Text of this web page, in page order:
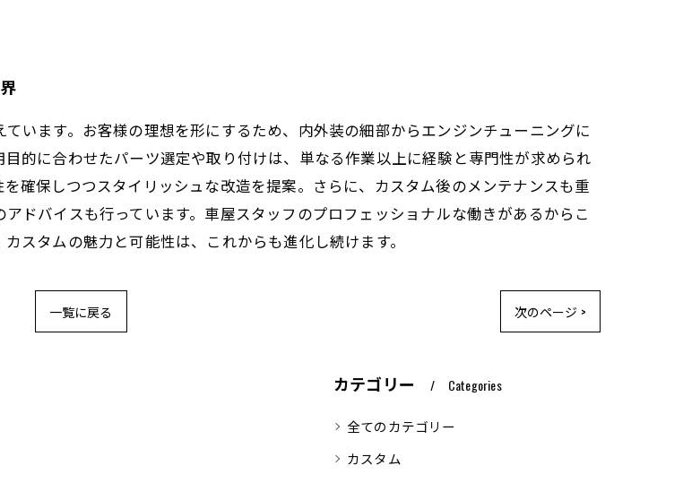
います。お客様の理想を形にするため、内外装の細部からエンジンチューニングに
的に合わせたパーツ選定や取り付けは、単なる作業以上に経験と専門性が求められ
確保しつつスタイリッシュな改造を提案。さらに、カスタム後のメンテナンスも重
ドバイスも行っています。車屋スタッフのプロフェッショナルな働きがあるからこ
スタムの魅力と可能性は、これからも進化し続けます。
一覧に戻る 次のページ >
カテゴリー Categories
全てのカテゴリー
カスタム